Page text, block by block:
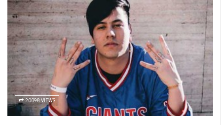
20098 VIEWS